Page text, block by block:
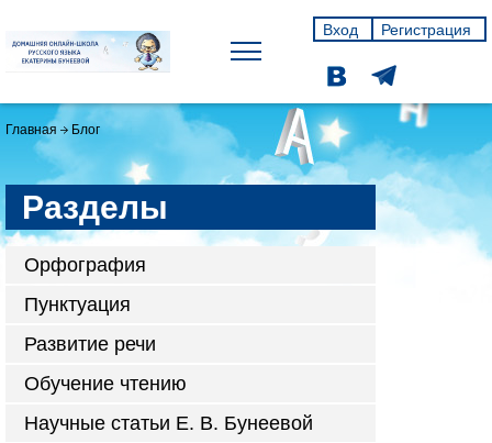
Вход Регистрация
Главная Блог
Разделы
Орфография
Пунктуация
Развитие речи
Обучение чтению
Научные статьи Е. В. Бунеевой